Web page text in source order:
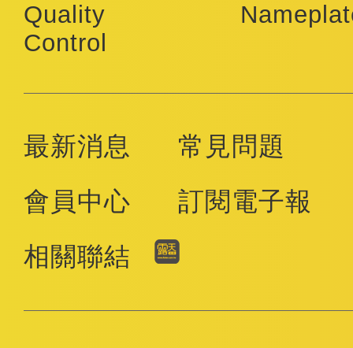
Quality
Control
最新消息
常見問題
會員中心
訂閱電子報
相關聯結